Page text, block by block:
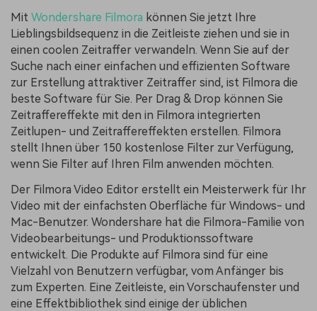
Mit Wondershare Filmora können Sie jetzt Ihre
Lieblingsbildsequenz in die Zeitleiste ziehen und sie in
einen coolen Zeitraffer verwandeln. Wenn Sie auf der
Suche nach einer einfachen und effizienten Software
zur Erstellung attraktiver Zeitraffer sind, ist Filmora die
beste Software für Sie. Per Drag & Drop können Sie
Zeitraffereffekte mit den in Filmora integrierten
Zeitlupen- und Zeitraffereffekten erstellen. Filmora
stellt Ihnen über 150 kostenlose Filter zur Verfügung,
wenn Sie Filter auf Ihren Film anwenden möchten.
Der Filmora Video Editor erstellt ein Meisterwerk für Ihr
Video mit der einfachsten Oberfläche für Windows- und
Mac-Benutzer. Wondershare hat die Filmora-Familie von
Videobearbeitungs- und Produktionssoftware
entwickelt. Die Produkte auf Filmora sind für eine
Vielzahl von Benutzern verfügbar, vom Anfänger bis
zum Experten. Eine Zeitleiste, ein Vorschaufenster und
eine Effektbibliothek sind einige der üblichen